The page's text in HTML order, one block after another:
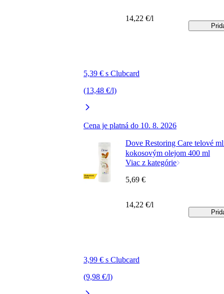
5,39 € s Clubcard
(13,48 €/l)
Cena je platná do 10. 8. 2026
14,22 €/l
Dove Restoring Care telové
kokosovým olejom 400 ml
Viac z kategórie
3,99 € s Clubcard
(9,98 €/l)
5,69 €
14,22 €/l